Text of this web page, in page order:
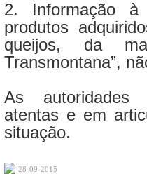
2. Informação
produtos
queijos, da
Transmontana”,
As autoridades
atentas e em
situação.
28-09-2015